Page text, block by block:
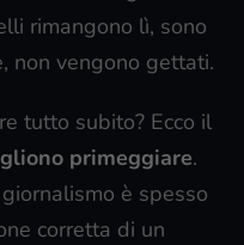
rimangono lì, sono
non vengono gettati.
tutto subito? Ecco il
primeggiare.
è spesso
corretta di un